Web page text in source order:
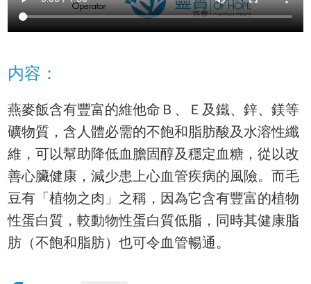
内容：
燕麥飯含有豐富的維他命Ｂ、Ｅ及鐵、鋅、鎂等
礦物質，含人體必需的不飽和脂肪酸及水溶性纖
維，可以幫助降低血膽固醇及穩定血糖，從以改
善心臟健康，減少患上心血管疾病的風險。而毛
豆有「植物之肉」之稱，因為它含有豐富的植物
性蛋白質，較動物性蛋白質低脂，同時其健康脂
肪（不飽和脂肪）也可令血管暢通。